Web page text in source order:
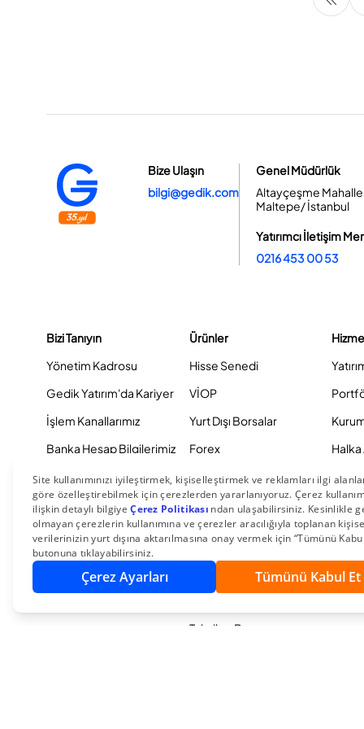
Bize Ulaşın
bilgi@gedik.com
Genel Müdürlük
Altayçeşme
Maltepe/ İstanbul
Yatırımcı İletişim
0216 453 00 53
Bizi Tanıyın
Yönetim Kadrosu
Gedik Yatırım'da Kariyer
İşlem Kanallarımız
Banka Hesap Bilgilerimiz
Hisse Senedi Hesabı
Taşıma
Eğitimler
YouTube Yayınlarımız
Yatırımcı Seminerlerimiz
Ürünler
Hisse Senedi
VİOP
Yurt Dışı Borsalar
Forex
Halka Arza Katıl
Yatırım Fonları
Hazine İşlemleri
Sabit Getirili Menkul
Tahvil ve Bono
Halka